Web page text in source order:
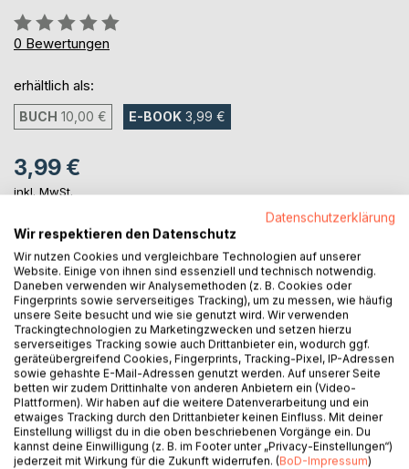
Bewertung::
0%
0 Bewertungen
erhältlich als:
BUCH 10,00 € E-BOOK 3,99 €
3,99 €
inkl. MwSt.
IN DEN WARENKORB
Auf die Merkliste
Titel bewerten
Datenschutzerklärung
Wir respektieren den Datenschutz
Wir nutzen Cookies und vergleichbare Technologien auf unserer
Website. Einige von ihnen sind essenziell und technisch notwendig.
Daneben verwenden wir Analysemethoden (z. B. Cookies oder
Fingerprints sowie serverseitiges Tracking), um zu messen, wie häufig
unsere Seite besucht und wie sie genutzt wird. Wir verwenden
Trackingtechnologien zu Marketingzwecken und setzen hierzu
serverseitiges Tracking sowie auch Drittanbieter ein, wodurch ggf.
geräteübergreifend Cookies, Fingerprints, Tracking-Pixel, IP-Adressen
sowie gehashte E-Mail-Adressen genutzt werden. Auf unserer Seite
betten wir zudem Drittinhalte von anderen Anbietern ein (Video-
Plattformen). Wir haben auf die weitere Datenverarbeitung und ein
etwaiges Tracking durch den Drittanbieter keinen Einfluss. Mit deiner
Einstellung willigst du in die oben beschriebenen Vorgänge ein. Du
kannst deine Einwilligung (z. B. im Footer unter „Privacy-Einstellungen“)
jederzeit mit Wirkung für die Zukunft widerrufen. (BoD-Impressum)